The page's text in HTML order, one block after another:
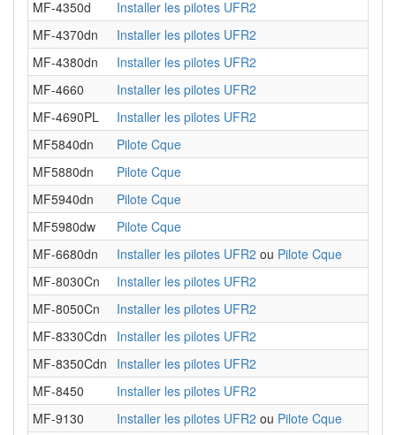
MF-4350d
Installer les pilotes UFR2
MF-4370dn
Installer les pilotes UFR2
MF-4380dn
Installer les pilotes UFR2
MF-4660
Installer les pilotes UFR2
MF-4690PL
Installer les pilotes UFR2
MF5840dn
Pilote Cque
MF5880dn
Pilote Cque
MF5940dn
Pilote Cque
MF5980dw
Pilote Cque
MF-6680dn
Installer les pilotes UFR2 ou Pilote Cque
MF-8030Cn
Installer les pilotes UFR2
MF-8050Cn
Installer les pilotes UFR2
MF-8330Cdn
Installer les pilotes UFR2
MF-8350Cdn
Installer les pilotes UFR2
MF-8450
Installer les pilotes UFR2
MF-9130
Installer les pilotes UFR2 ou Pilote Cque